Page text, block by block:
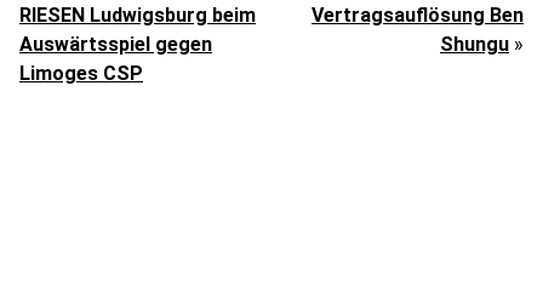
RIESEN Ludwigsburg beim
Auswärtsspiel gegen
Limoges CSP
Vertragsauflösung Ben
Shungu »